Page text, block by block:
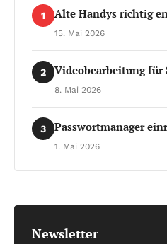
1 Alte Handys richtig
15. Mai 2026
2 Videobearbeitung für
8. Mai 2026
3 Passwortmanager
1. Mai 2026
Newsletter